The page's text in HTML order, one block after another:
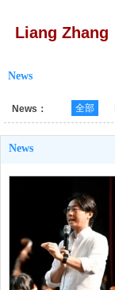
Liang Zhang
News
News： 全部
News